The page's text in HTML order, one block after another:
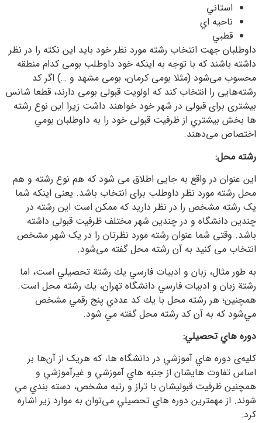
استاني
ناحيه اي
قطبي
داوطلبان جهت انتخاب رشته مورد نظر خود باید این نکته را در نظر
داشته باشند که با توجه به اینکه خود داوطلب بومی کدام منطقه
محسوب می‌شود (مثلا بومی کرمان، بومی مشهد و …) اگر کد
رشته‌هایی را انتخاب کند که اولویت قبولی بومی دارند، قطعا شانس
بیشتری برای قبولی در شهر خود خواهند داشت زیرا اين نوع رشته
ها بخش بيشتري از ظرفيت قبولی خود را به داوطلبان بومي
اختصاص می‌دهند.
رشته محل:
این عنوان در واقع به جایی اطلاق می شود که هم نوع رشته و هم
محل رشته مورد نظر داوطلب برای انتخاب باشد. یعنی اینکه شما
یک رشته مشخص را در نظر دارید که ممکن است این رشته در
چندین دانشگاه و در چندین شهر مختلف ظرفیت قبولی داشته
باشد. وقتی شما عنوان رشته مورد نظرتان را در یک شهر مشخص
انتخاب می کنید به آن رشته محل گفته می‌شود.
به طور مثال، زبان و ادبيات فارسي يك رشتة تحصيلي است، اما
رشتة زبان و ادبيات فارسي دانشگاه تهران، يك رشته محل است.
همچنین؛ هر رشته محل با يك كد عددي پنج رقمي مشخص
مي‌شود كه به آن كد رشته محل گفته مي شود.
دوره هاي تحصيلي:
کلیه‌ی دوره هاي آموزشي در دانشگاه ها، که هریک از آن‌ها بر
اساس تفاوت هایشان از جنبه هاي آموزشي و غيرآموزشي و
همچنین ظرفیت قبولیشان با تراز و رتبه مشخص، دسته بندي مي
شوند. از مهمترين دوره هاي تحصيلي می‌توان به موارد زیر اشاره
کرد: